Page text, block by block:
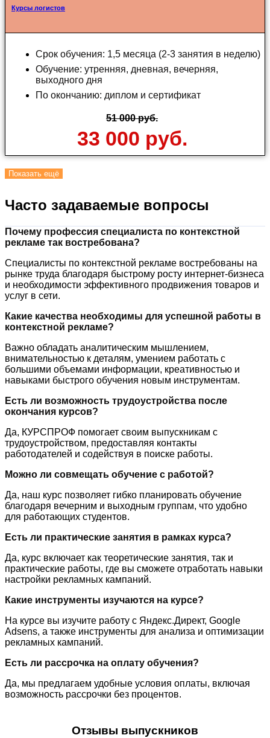
Курсы логистов
Срок обучения: 1,5 месяца (2-3 занятия в неделю)
Обучение: утренняя, дневная, вечерняя,
выходного дня
По окончанию: диплом и сертификат
51 000 руб.
33 000 руб.
Показать ещё
Часто задаваемые вопросы
Почему профессия специалиста по контекстной
рекламе так востребована?
Специалисты по контекстной рекламе востребованы на
рынке труда благодаря быстрому росту интернет-бизнеса
и необходимости эффективного продвижения товаров и
услуг в сети.
Какие качества необходимы для успешной работы в
контекстной рекламе?
Важно обладать аналитическим мышлением,
внимательностью к деталям, умением работать с
большими объемами информации, креативностью и
навыками быстрого обучения новым инструментам.
Есть ли возможность трудоустройства после
окончания курсов?
Да, КУРСПРОФ помогает своим выпускникам с
трудоустройством, предоставляя контакты
работодателей и содействуя в поиске работы.
Можно ли совмещать обучение с работой?
Да, наш курс позволяет гибко планировать обучение
благодаря вечерним и выходным группам, что удобно
для работающих студентов.
Есть ли практические занятия в рамках курса?
Да, курс включает как теоретические занятия, так и
практические работы, где вы сможете отработать навыки
настройки рекламных кампаний.
Какие инструменты изучаются на курсе?
На курсе вы изучите работу с Яндекс.Директ, Google
Adsens, а также инструменты для анализа и оптимизации
рекламных кампаний.
Есть ли рассрочка на оплату обучения?
Да, мы предлагаем удобные условия оплаты, включая
возможность рассрочки без процентов.
Отзывы выпускников